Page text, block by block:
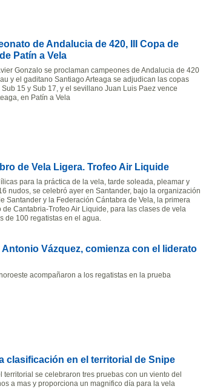
de Andalucia de 420, III Copa de
Patín a Vela
Gonzalo se proclaman campeones de Andalucia de 420
y el gaditano Santiago Arteaga se adjudican las copas
15 y Sub 17, y el sevillano Juan Luis Paez vence
en Patín a Vela
de Vela Ligera. Trofeo Air Liquide
para la práctica de la vela, tarde soleada, pleamar y
nudos, se celebró ayer en Santander, bajo la organización
Santander y la Federación Cántabra de Vela, la primera
Cantabria-Trofeo Air Liquide, para las clases de vela
de 100 regatistas en el agua.
Vázquez, comienza con el liderato
acompañaron a los regatistas en la prueba
clasificación en el territorial de Snipe
territorial se celebraron tres pruebas con un viento del
a mas y proporciona un magnifico día para la vela